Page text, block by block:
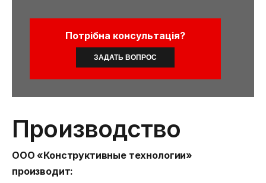
Потрібна консультація?
ЗАДАТЬ ВОПРОС
Производство
ООО «Конструктивные технологии»
производит: